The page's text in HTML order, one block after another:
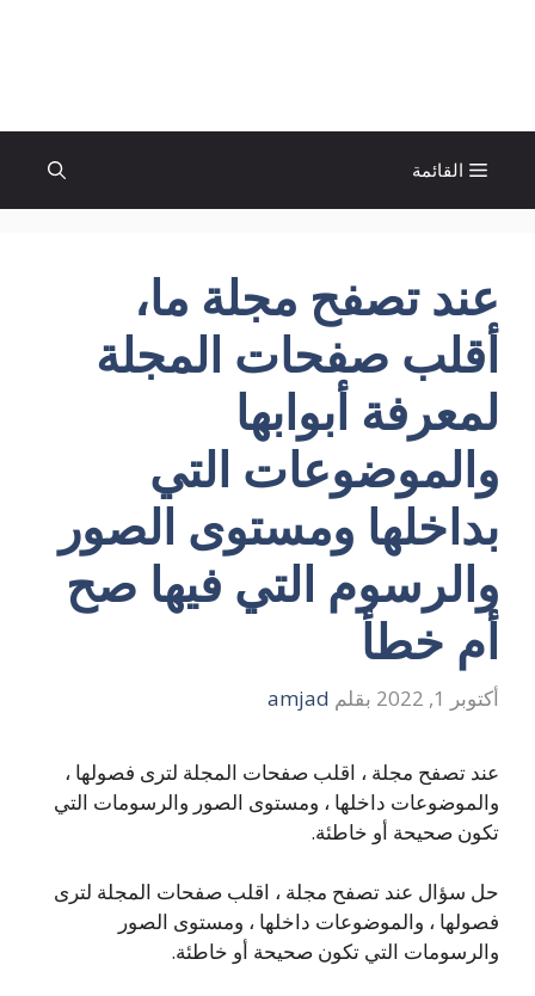
القائمة
عند تصفح مجلة ما،
أقلب صفحات المجلة
لمعرفة أبوابها
والموضوعات التي
بداخلها ومستوى الصور
والرسوم التي فيها صح
أم خطأ
أكتوبر 1, 2022 بقلم amjad
عند تصفح مجلة ، اقلب صفحات المجلة لترى فصولها ،
والموضوعات داخلها ، ومستوى الصور والرسومات التي
تكون صحيحة أو خاطئة.
حل سؤال عند تصفح مجلة ، اقلب صفحات المجلة لترى
فصولها ، والموضوعات داخلها ، ومستوى الصور
والرسومات التي تكون صحيحة أو خاطئة.